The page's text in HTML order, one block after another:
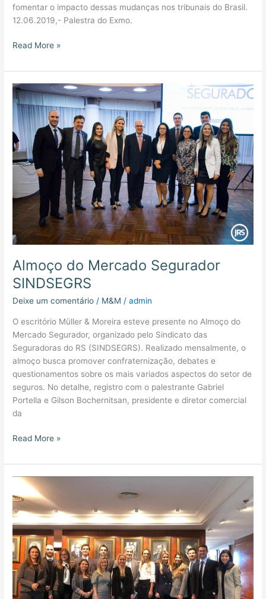
fomentar o impacto dessas mudanças nos tribunais do Brasil.
12.06.2019,- Palestra do Exmo.
Read More »
Almoço do Mercado Segurador
SINDSEGRS
Deixe um comentário / M&M /admin
O escritório Müller & Moreira esteve presente no Almoço do
Mercado Segurador, organizado pelo Sindicato das
Seguradoras do RS (SINDSEGRS). Realizado mensalmente, o
almoço busca promover confraternização, debates e
questionamentos sobre os mais variados aspectos do setor de
seguros. No detalhe, registro com o palestrante Gabriel
Portella e Gilson Bochernitsan, presidente e diretor comercial
da
Almoço
do
Mercado
Segurador
SINDSEGRS
Read More »
MM
no
evento
Horizontes
do
Conhecimento
do
Tribunal
de